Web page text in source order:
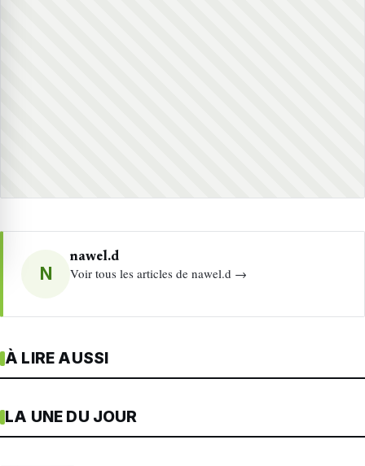
N
nawel.d
Voir tous les articles de nawel.d →
À LIRE AUSSI
LA UNE DU JOUR